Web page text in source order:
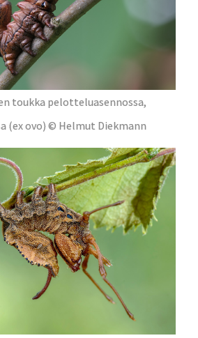
toukka pelotteluasennossa,
(ex ovo) © Helmut Diekmann